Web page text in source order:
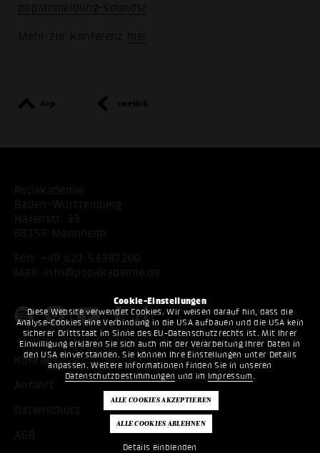
Cookie-Einstellungen
Diese Website verwendet Cookies. Wir weisen darauf hin, dass die
Analyse-Cookies eine Verbindung in die USA aufbauen und die USA kein
sicherer Drittstaat im Sinne des EU-Datenschutzrechts ist. Mit Ihrer
Einwilligung erklären Sie sich auch mit der Verarbeitung Ihrer Daten in
den USA einverstanden. Sie können Ihre Einstellungen unter Details
anpassen. Weitere Informationen finden Sie in unseren
Datenschutzbestimmungen und im Impressum .
Details einblenden
pop/anmeldung-sounds/
Mehr zur Konferenz hier
top zurück
Popakademie
Baden-Württemberg
Hafenstr. 33
68159 Mannheim
Fon:
+49 621 53397200
Mail:
info@popakademie.de
Kontakt
Anfahrt
Datenschutz
AGB